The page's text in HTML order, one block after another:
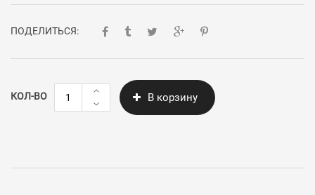
ПОДЕЛИТЬСЯ:
КОЛ-ВО
Количество
KAYO
Evolution
В корзину